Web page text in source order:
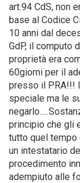
art.94 CdS, non
base al Codice
10 anni dal
GdP, il computo
proprietà era
60giorni per il
presso il PRA!!!
speciale ma le
principio che gli
tutto quel tempo
un intestatario
procedimento
adempiuto alle